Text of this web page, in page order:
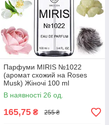
Парфуми MIRIS №1022
(аромат схожий на Roses
Musk) Жіночі 100 ml
В наявності 26 од.
165,75 ₴ 255 ₴